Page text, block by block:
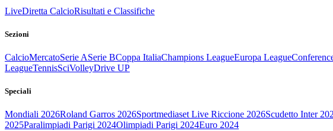
LiveDiretta CalcioRisultati e Classifiche
Sezioni
CalcioMercatoSerie ASerie BCoppa ItaliaChampions LeagueEuropa League
LeagueTennisSciVolleyDrive UP
Speciali
Mondiali 2026Roland Garros 2026Sportmediaset Live Riccione 2026Scudetto Inter
2025Paralimpiadi Parigi 2024Olimpiadi Parigi 2024Euro 2024